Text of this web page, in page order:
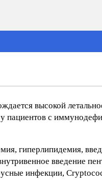
высокой
пациентов с
гиперлипидемия,
введение
инфекции,